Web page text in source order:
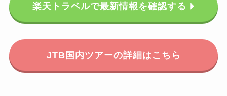
楽天トラベルで最新情報を確認する
JTB国内ツアーの詳細はこちら